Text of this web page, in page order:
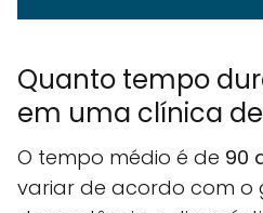
Quanto tempo
em uma clínica
O tempo médio é de 90
variar de acordo com o